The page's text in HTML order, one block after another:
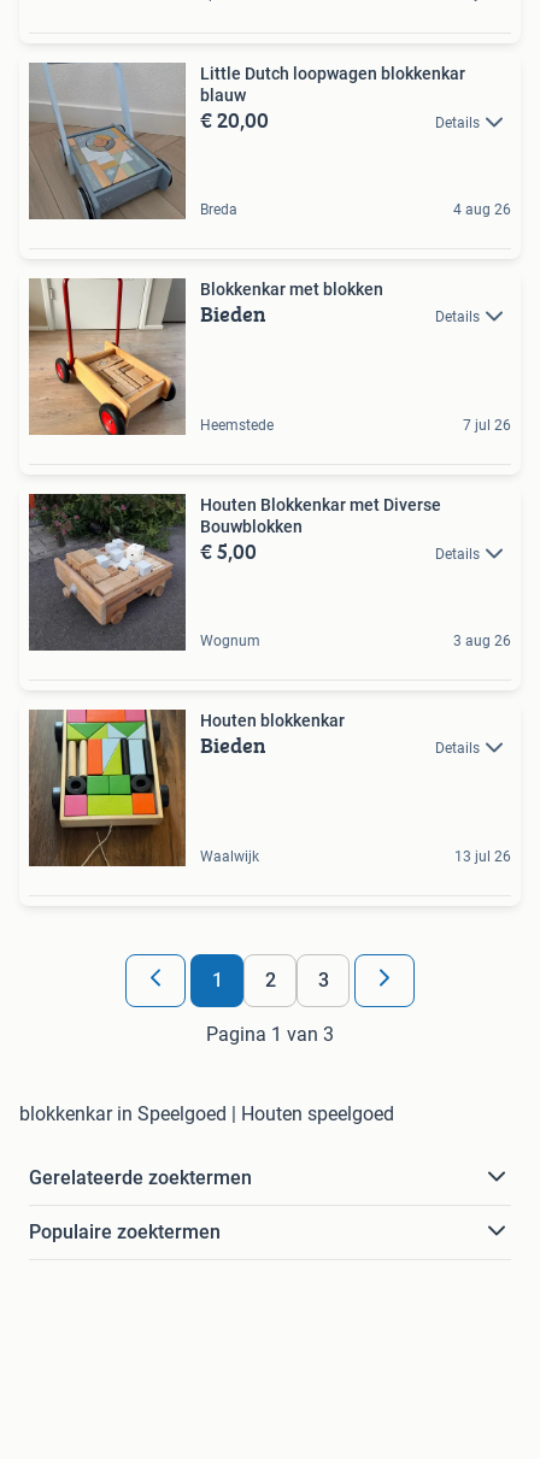
Little Dutch loopwagen blokkenkar
blauw
€ 20,00 Details
Breda 4 aug 26
Blokkenkar met blokken
Bieden Details
Heemstede 7 jul 26
Houten Blokkenkar met Diverse
Bouwblokken
€ 5,00 Details
Wognum 3 aug 26
Houten blokkenkar
Bieden Details
Waalwijk 13 jul 26
1 2 3
Pagina 1 van 3
blokkenkar in Speelgoed | Houten speelgoed
Gerelateerde zoektermen
Populaire zoektermen